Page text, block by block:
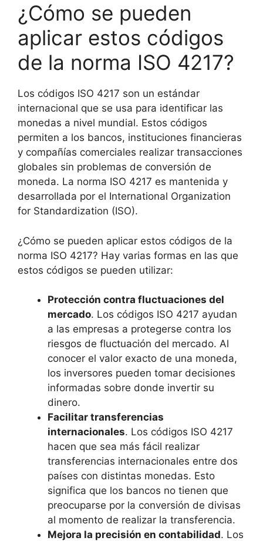
¿Cómo se pueden
aplicar estos códigos
de la norma ISO 4217?
Los códigos ISO 4217 son un estándar
internacional que se usa para identificar las
monedas a nivel mundial. Estos códigos
permiten a los bancos, instituciones financieras
y compañías comerciales realizar transacciones
globales sin problemas de conversión de
moneda. La norma ISO 4217 es mantenida y
desarrollada por el International Organization
for Standardization (ISO).
¿Cómo se pueden aplicar estos códigos de la
norma ISO 4217? Hay varias formas en las que
estos códigos se pueden utilizar:
Protección contra fluctuaciones del
mercado. Los códigos ISO 4217 ayudan
a las empresas a protegerse contra los
riesgos de fluctuación del mercado. Al
conocer el valor exacto de una moneda,
los inversores pueden tomar decisiones
informadas sobre donde invertir su
dinero.
Facilitar transferencias
internacionales. Los códigos ISO 4217
hacen que sea más fácil realizar
transferencias internacionales entre dos
países con distintas monedas. Esto
significa que los bancos no tienen que
preocuparse por la conversión de divisas
al momento de realizar la transferencia.
Mejora la precisión en contabilidad. Los